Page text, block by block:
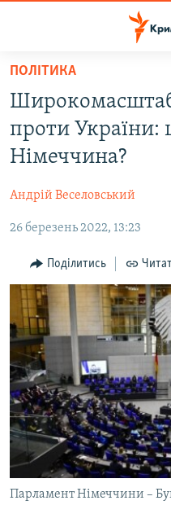
Перейти
основного
матеріалу
Перейти
до
основної
навігації
Перейти
пошуку
ВОДА.КРИМ
ВІДЕО ТА ФОТО
БЛОГИ
ПОГЛЯД
ІНТЕРВ'Ю
ВСЕ ЗА ДЕНЬ
СПЕЦПРОЕКТИ
ДЕПОРТАЦІЯ
ВІДЕОУРОКИ «ELIFBE»
СВІДЧЕННЯ ОКУПАЦІЇ
УКРАЇНСЬКА ПРОБЛЕМА
ІНФОГРАФІКА
ЯК ОБІЙТИ
Русский
Qırımtatar
ДОЛУЧАЙСЯ!
ПОЛІТИКА
проти України:
Німеччина?
Андрій Веселовський
26 березень 2022, 13:23
Поділитись
Парламент Німеччини –